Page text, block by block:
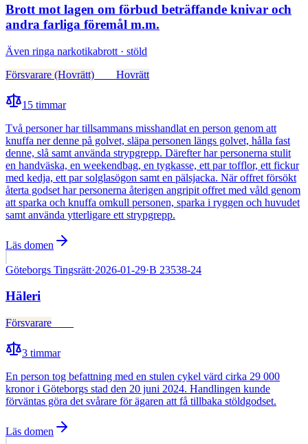
Brott mot lagen om förbud beträffande knivar och
andra farliga föremål m.m.
Även ringa narkotikabrott · stöld
Försvarare (Hovrätt)
Hovrätt
15 timmar
Två personer har tillsammans misshandlat en person genom att
knuffa ner denne på golvet, släpa personen längs golvet, hålla fast
denne, slå samt använda strypgrepp. Därefter har personerna stulit
en handväska, en weekendbag, en tygkasse, ett par tofflor, ett fickur
med kedja, ett par solglasögon samt en pälsjacka. När offret försökt
återta godset har personerna återigen angripit offret med våld genom
att sparka och knuffa omkull personen, sparka i ryggen och huvudet
samt använda ytterligare ett strypgrepp.
Läs domen
Göteborgs Tingsrätt·2026-01-29·B 23538-24
Häleri
Försvarare
3 timmar
En person tog befattning med en stulen cykel värd cirka 29 000
kronor i Göteborgs stad den 20 juni 2024. Handlingen kunde
förväntas göra det svårare för ägaren att få tillbaka stöldgodset.
Läs domen